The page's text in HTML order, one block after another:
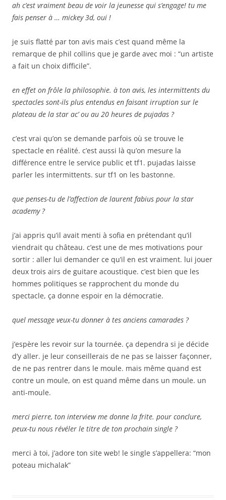
ah c’est vraiment beau de voir la jeunesse qui s’engage! tu me
fais penser à … mickey 3d, oui !
je suis flatté par ton avis mais c’est quand même la
remarque de phil collins que je garde avec moi : “un artiste
a fait un choix difficile”.
en effet on frôle la philosophie. à ton avis, les intermittents du
spectacles sont-ils plus entendus en faisant irruption sur le
plateau de la star ac’ ou au 20 heures de pujadas ?
c’est vrai qu’on se demande parfois où se trouve le
spectacle en réalité. c’est aussi là qu’on mesure la
différence entre le service public et tf1. pujadas laisse
parler les intermittents. sur tf1 on les bastonne.
que penses-tu de l’affection de laurent fabius pour la star
academy ?
j’ai appris qu’il avait menti à sofia en prétendant qu’il
viendrait qu château. c’est une de mes motivations pour
sortir : aller lui demander ce qu’il en est vraiment. lui jouer
deux trois airs de guitare acoustique. c’est bien que les
hommes politiques se rapprochent du monde du
spectacle, ça donne espoir en la démocratie.
quel message veux-tu donner à tes anciens camarades ?
j’espère les revoir sur la tournée. ça dependra si je décide
d’y aller. je leur conseillerais de ne pas se laisser façonner,
de ne pas rentrer dans le moule. mais même quand est
contre un moule, on est quand même dans un moule. un
anti-moule.
merci pierre, ton interview me donne la frite. pour conclure,
peux-tu nous révéler le titre de ton prochain single ?
merci à toi, j’adore ton site web! le single s’appellera: “mon
poteau michalak”